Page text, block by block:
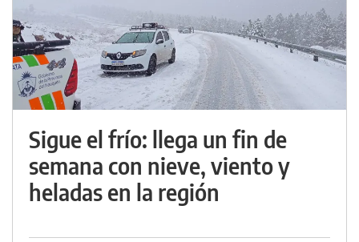
Sigue el frío: llega un fin de
semana con nieve, viento y
heladas en la región